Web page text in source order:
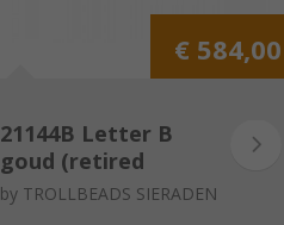
€ 584,00
21144B Letter B
goud (retired
Bead)
by TROLLBEADS SIERADEN